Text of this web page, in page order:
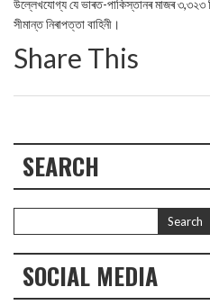
উল্লেখযোগ্য যে ভাৰত-পাকিস্তানৰ মাজৰ ৩,৩২৩
সীমান্ত নিৰাপত্তা বাহিনী।
Share This
SEARCH
SOCIAL MEDIA